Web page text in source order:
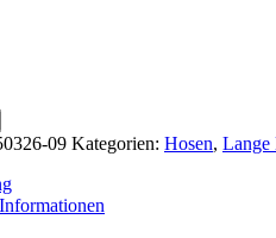
09 Kategorien: Hosen, Lange